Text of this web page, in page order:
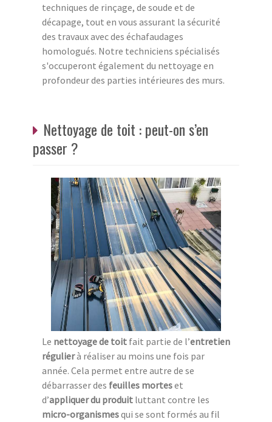
techniques de rinçage, de soude et de
décapage, tout en vous assurant la sécurité
des travaux avec des échafaudages
homologués. Notre techniciens spécialisés
s'occuperont également du nettoyage en
profondeur des parties intérieures des murs.
Nettoyage de toit : peut-on s’en
passer ?
Le nettoyage de toit fait partie de l’entretien
régulierà réaliser au moins une fois par
année. Cela permet entre autre de se
débarrasser des feuilles morteset
d’appliquer du produit luttant contre les
micro-organismesqui se sont formés au fil